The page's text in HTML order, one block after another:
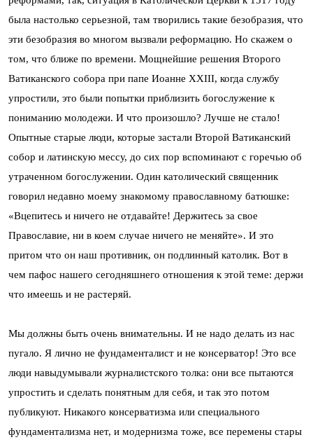
была настолько серьезной, там творились такие безобразия, что
эти безобразия во многом вызвали реформацию. Но скажем о
том, что ближе по времени. Мощнейшие решения Второго
Ватиканского собора при папе Иоанне ХХIII, когда службу
упростили, это были попытки приблизить богослужение к
пониманию молодежи. И что произошло? Лучше не стало!
Опытные старые люди, которые застали Второй Ватиканский
собор и латинскую мессу, до сих пор вспоминают с горечью об
утраченном богослужении. Один католический священник
говорил недавно моему знакомому православному батюшке:
«Вцепитесь и ничего не отдавайте! Держитесь за свое
Православие, ни в коем случае ничего не меняйте». И это
притом что он наш противник, он подлинный католик. Вот в
чем пафос нашего сегодняшнего отношения к этой теме: держи
что имеешь и не растеряй.
Мы должны быть очень внимательны. И не надо делать из нас
пугало. Я лично не фундаменталист и не консерватор! Это все
люди навыдумывали журналистского толка: они все пытаются
упростить и сделать понятным для себя, и так это потом
публикуют. Никакого консерватизма или специального
фундаментализма нет, и модернизма тоже, все перемены стары